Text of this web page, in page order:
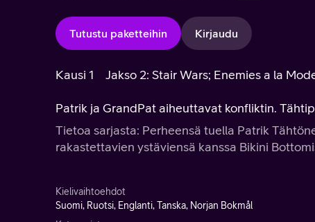
Tutustu paketteihin Kirjaudu
Kausi 1 Jakso 2: Stair Wars; Enemies a la
Patrik ja GrandPat aiheuttavat konfliktin.
Tietoa sarjasta: Perheensä tuella Patrik
rakastettavien ystäviensä kanssa Bikini
Kielivaihtoehdot
Suomi, Ruotsi, Englanti, Tanska, Norjan Bokmål